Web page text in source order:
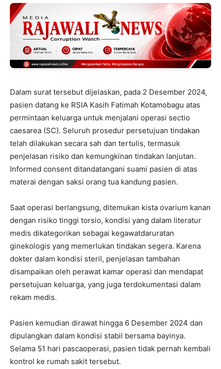
Dalam surat tersebut dijelaskan, pada 2 Desember 2024,
pasien datang ke RSIA Kasih Fatimah Kotamobagu atas
permintaan keluarga untuk menjalani operasi sectio
caesarea (SC). Seluruh prosedur persetujuan tindakan
telah dilakukan secara sah dan tertulis, termasuk
penjelasan risiko dan kemungkinan tindakan lanjutan.
Informed consent ditandatangani suami pasien di atas
materai dengan saksi orang tua kandung pasien.
Saat operasi berlangsung, ditemukan kista ovarium kanan
dengan risiko tinggi torsio, kondisi yang dalam literatur
medis dikategorikan sebagai kegawatdaruratan
ginekologis yang memerlukan tindakan segera. Karena
dokter dalam kondisi steril, penjelasan tambahan
disampaikan oleh perawat kamar operasi dan mendapat
persetujuan keluarga, yang juga terdokumentasi dalam
rekam medis.
Pasien kemudian dirawat hingga 6 Desember 2024 dan
dipulangkan dalam kondisi stabil bersama bayinya.
Selama 51 hari pascaoperasi, pasien tidak pernah kembali
kontrol ke rumah sakit tersebut.